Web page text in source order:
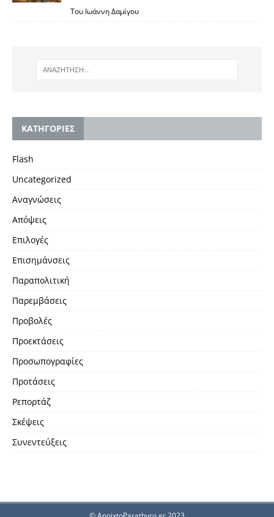
Toυ Ιωάννη Δαμίγου
KΑΤΗΓΟΡΙΕΣ
Flash
Uncategorized
Αναγνώσεις
Απόψεις
Επιλογές
Επισημάνσεις
Παραπολιτική
Παρεμβάσεις
Προβολές
Προεκτάσεις
Προσωπογραφίες
Προτάσεις
Ρεπορτάζ
Σκέψεις
Συνεντεύξεις